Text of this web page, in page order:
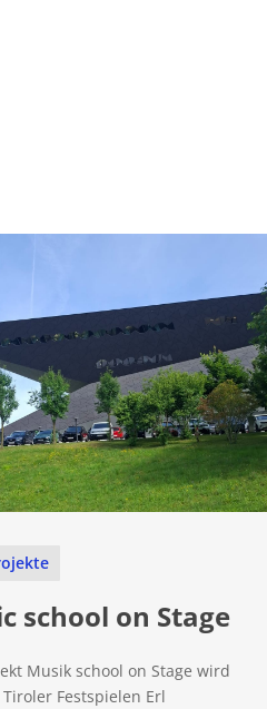
school on Stage
Musik school on Stage wird
Festspielen Erl